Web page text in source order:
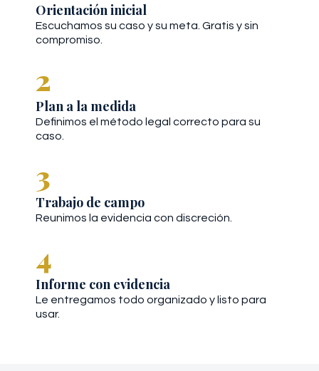
Orientación inicial
Escuchamos su caso y su meta. Gratis y sin
compromiso.
2
Plan a la medida
Definimos el método legal correcto para su
caso.
3
Trabajo de campo
Reunimos la evidencia con discreción.
4
Informe con evidencia
Le entregamos todo organizado y listo para
usar.